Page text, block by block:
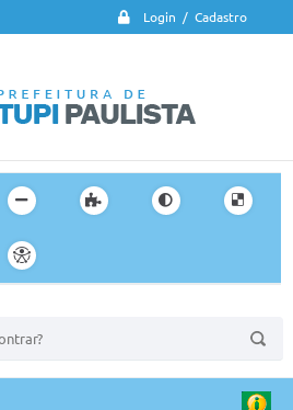
Login / Cadastro